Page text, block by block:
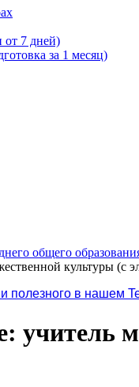
от 7 дней)
за 1 месяц)
общего
культуры (с
полезного в нашем
учитель